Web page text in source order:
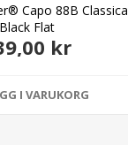
Capo 88B
Black Flat
kr
I VARUKORG